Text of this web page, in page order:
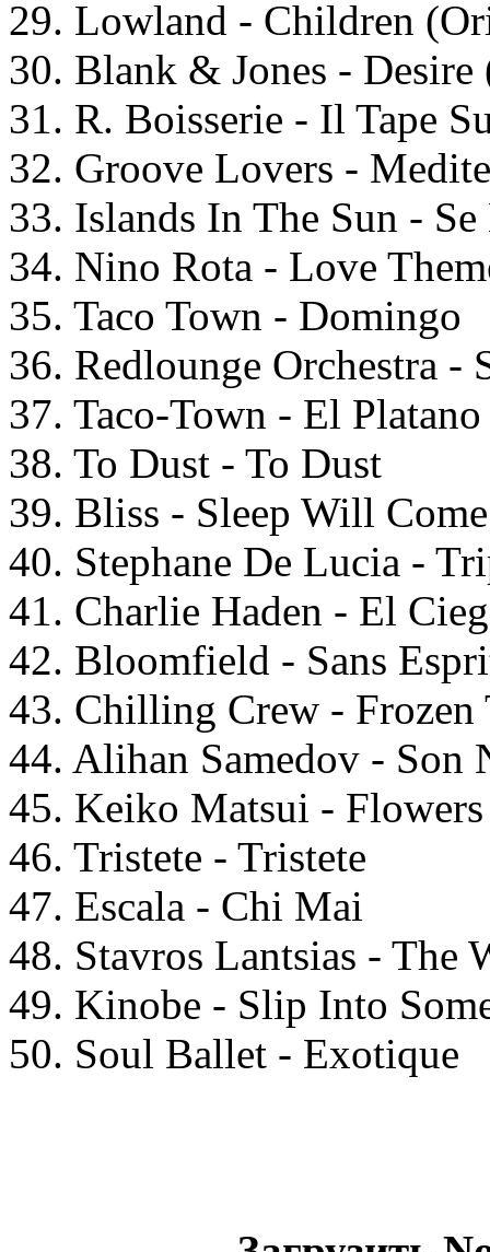
29. Lowland - Children
30. Blank & Jones -
31. R. Boisserie - Il Tape
32. Groove Lovers -
33. Islands In The Sun -
34. Nino Rota - Love
35. Taco Town - Domingo
36. Redlounge Orchestra -
37. Taco-Town - El Platano
38. To Dust - To Dust
39. Bliss - Sleep Will Come
40. Stephane De Lucia -
41. Charlie Haden - El
42. Bloomfield - Sans
43. Chilling Crew - Frozen
44. Alihan Samedov - Son
45. Keiko Matsui - Flowers
46. Tristete - Tristete
47. Escala - Chi Mai
48. Stavros Lantsias - The
49. Kinobe - Slip Into
50. Soul Ballet - Exotique